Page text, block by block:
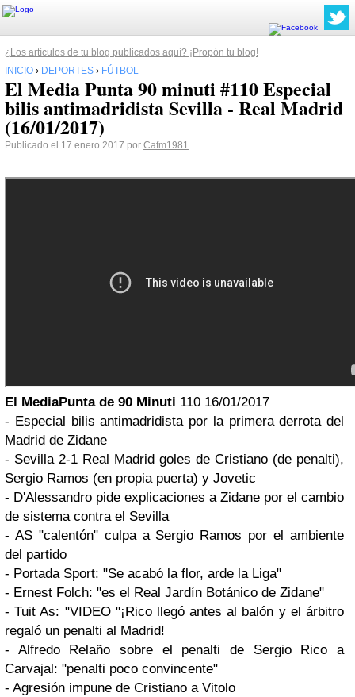
¿Los artículos de tu blog publicados aquí? ¡Propón tu blog!
INICIO › DEPORTES › FÚTBOL
El Media Punta 90 minuti #110 Especial
bilis antimadridista Sevilla - Real Madrid
(16/01/2017)
Publicado el 17 enero 2017 por Cafm1981
El MediaPunta de 90 Minuti 110 16/01/2017
- Especial bilis antimadridista por la primera derrota del
Madrid de Zidane
- Sevilla 2-1 Real Madrid goles de Cristiano (de penalti),
Sergio Ramos (en propia puerta) y Jovetic
- D'Alessandro pide explicaciones a Zidane por el cambio
de sistema contra el Sevilla
- AS "calentón" culpa a Sergio Ramos por el ambiente
del partido
- Portada Sport: "Se acabó la flor, arde la Liga"
- Ernest Folch: "es el Real Jardín Botánico de Zidane"
- Tuit As: "VIDEO "¡Rico llegó antes al balón y el árbitro
regaló un penalti al Madrid!
- Alfredo Relaño sobre el penalti de Sergio Rico a
Carvajal: "penalti poco convincente"
- Agresión impune de Cristiano a Vitolo